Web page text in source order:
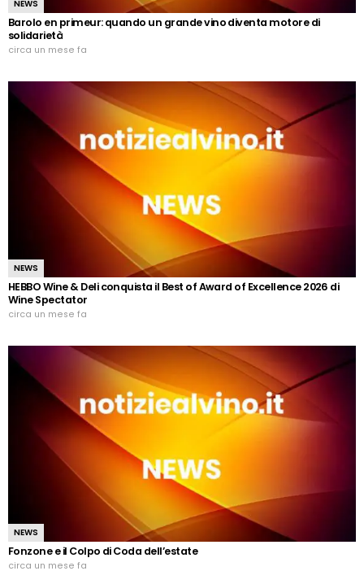
NEWS
Barolo en primeur: quando un grande vino diventa motore di
solidarietà
circa un mese fa
NEWS
HEBBO Wine & Deli conquista il Best of Award of Excellence 2026 di
Wine Spectator
circa un mese fa
NEWS
Fonzone e il Colpo di Coda dell’estate
circa un mese fa